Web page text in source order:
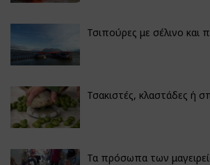
Τσιπούρες με σέλινο και
Τσακιστές, κλαστάδες ή
Τα πρόσωπα των